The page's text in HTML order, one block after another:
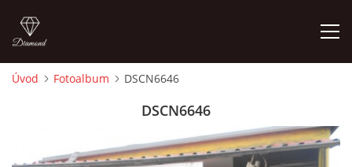
Úvod Fotoalbum DSCN6646
DSCN6646